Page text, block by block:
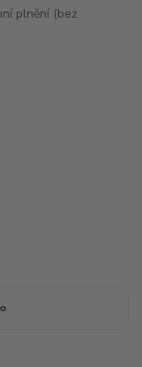
plnění (bez